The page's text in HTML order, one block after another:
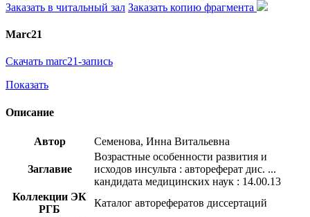
Заказать в читальный зал Заказать копию фрагмента
Marc21
Скачать marc21-запись
Показать
Описание
Автор Семенова, Инна Витальевна
Заглавие
Возрастные особенности развития и
исходов инсульта : автореферат дис. ...
кандидата медицинских наук : 14.00.13
Коллекции ЭК
РГБ
Каталог авторефератов диссертаций